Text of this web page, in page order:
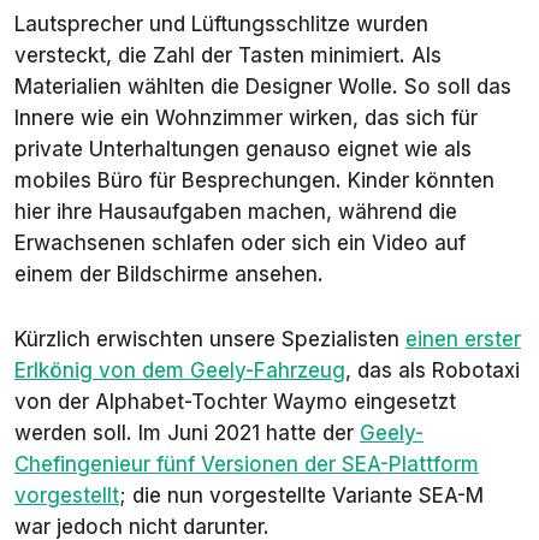
Lautsprecher und Lüftungsschlitze wurden
versteckt, die Zahl der Tasten minimiert. Als
Materialien wählten die Designer Wolle. So soll das
Innere wie ein Wohnzimmer wirken, das sich für
private Unterhaltungen genauso eignet wie als
mobiles Büro für Besprechungen. Kinder könnten
hier ihre Hausaufgaben machen, während die
Erwachsenen schlafen oder sich ein Video auf
einem der Bildschirme ansehen.
Kürzlich erwischten unsere Spezialisten einen erster
Erlkönig von dem Geely-Fahrzeug, das als Robotaxi
von der Alphabet-Tochter Waymo eingesetzt
werden soll. Im Juni 2021 hatte der Geely-
Chefingenieur fünf Versionen der SEA-Plattform
vorgestellt; die nun vorgestellte Variante SEA-M
war jedoch nicht darunter.